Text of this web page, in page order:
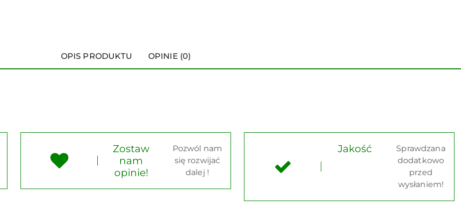
OPIS PRODUKTU OPINIE (0)
Zostaw
nam
opinie!
Pozwól nam
się rozwijać
dalej !
Jakość
Sprawdzana
dodatkowo
przed
wysłaniem!